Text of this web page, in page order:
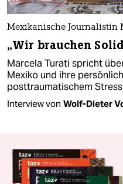
Mexikanische Journalistin
„Wir brauchen
Marcela Turati spricht
Mexiko und ihre
posttraumatischem
Interview von Wolf-Dieter